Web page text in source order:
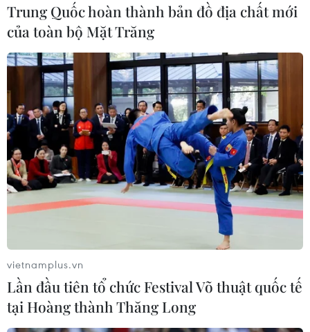
Trung Quốc hoàn thành bản đồ địa chất mới
của toàn bộ Mặt Trăng
vietnamplus.vn
Lần đầu tiên tổ chức Festival Võ thuật quốc tế
tại Hoàng thành Thăng Long